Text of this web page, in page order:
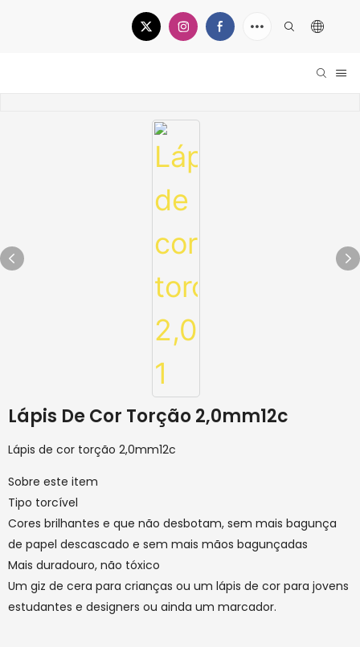
Lápis De Cor Torção 2,0mm12c
Lápis de cor torção 2,0mm12c
Sobre este item
Tipo torcível
Cores brilhantes e que não desbotam, sem mais bagunça
de papel descascado e sem mais mãos bagunçadas
Mais duradouro, não tóxico
Um giz de cera para crianças ou um lápis de cor para jovens
estudantes e designers ou ainda um marcador.